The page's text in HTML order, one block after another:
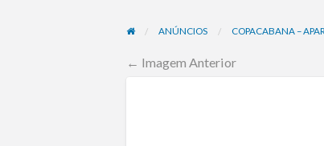
ANÚNCIOS COPACABANA –
← Imagem Anterior